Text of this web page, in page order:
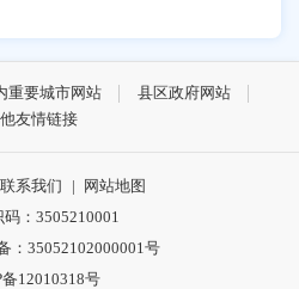
重要城市网站
县区政府网站
友情链接
联系我们 | 网站地图
：3505210001
：35052102000001号
备12010318号